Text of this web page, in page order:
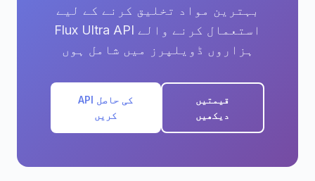
بہترین مواد تخلیق کرنے کے لیے
Flux Ultra API استعمال کرنے والے
ہزاروں ڈویلپرز میں شامل ہوں
API کی حاصل
کریں
قیمتیں
دیکھیں